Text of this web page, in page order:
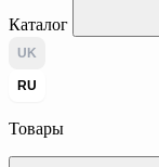
Каталог
UK
RU
Товары